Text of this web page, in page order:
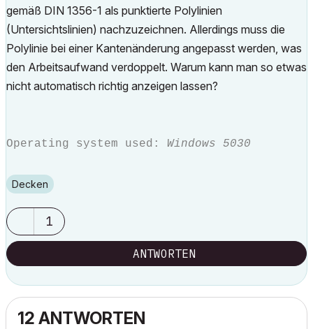
gemäß DIN 1356-1 als punktierte Polylinien
(Untersichtslinien) nachzuzeichnen. Allerdings muss die
Polylinie bei einer Kantenänderung angepasst werden, was
den Arbeitsaufwand verdoppelt. Warum kann man so etwas
nicht automatisch richtig anzeigen lassen?
Operating system used: Windows 5030
Decken
1
ANTWORTEN
12 ANTWORTEN